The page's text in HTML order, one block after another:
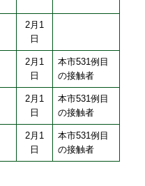
2月1
日
2月1
日
本市531例目
の接触者
2月1
日
本市531例目
の接触者
2月1
日
本市531例目
の接触者